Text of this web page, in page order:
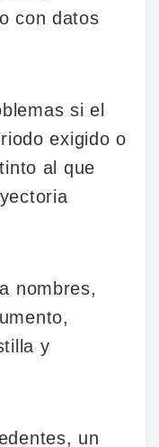
con datos
si el
exigido o
al que
nombres,
y
un